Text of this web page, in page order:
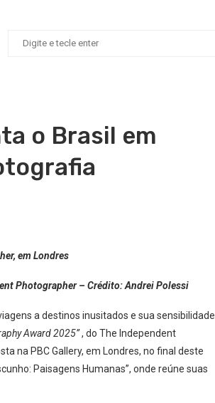
o Brasil em
em Londres
Photographer – Crédito: Andrei Polessi
a destinos inusitados e sua sensibilidade
Award 2025”, do The Independent
na PBC Gallery, em Londres, no final deste
Paisagens Humanas”, onde reúne suas